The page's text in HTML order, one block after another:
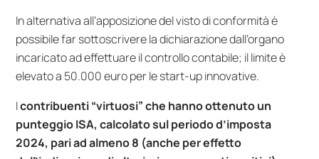
In alternativa all’apposizione del visto di conformità è
possibile far sottoscrivere la dichiarazione dall’organo
incaricato ad effettuare il controllo contabile; il limite è
elevato a 50.000 euro per le start-up innovative.
Icontribuenti “virtuosi” che hanno ottenuto un
punteggio ISA, calcolato sul periodo d’imposta
2024, pari ad almeno 8 (anche per effetto